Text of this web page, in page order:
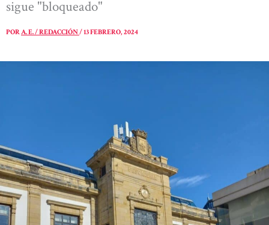
sigue "bloqueado"
PORA. E. / REDACCIÓN/13 FEBRERO, 2024